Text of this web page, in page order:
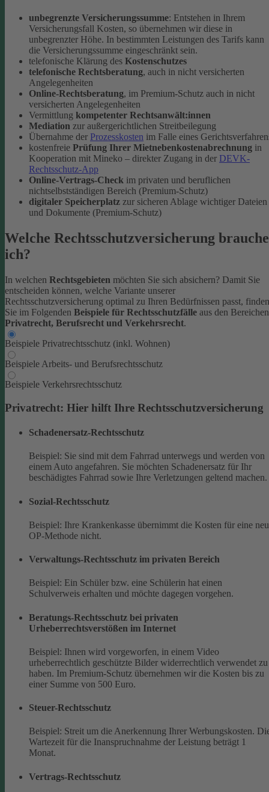
unbegrenzte Versicherungssumme: Entstehen in Ihrem
Versicherungsfall Kosten, so übernehmen wir diese in
unbegrenzter Höhe. In bestimmten Leistungen des Tarifs kann
die Versicherungssumme eingeschränkt sein.
telefonische Klärung des Kostenschutzes
telefonische Rechtsberatung, auch in nicht versicherten
Angelegenheiten
Online-Rechtsberatung, im Premium-Schutz auch in nicht
versicherten Angelegenheiten
Vermittlung kompetenter Rechtsanwält:innen
Mediation zur außergerichtlichen Streitbeilegung
Übernahme der Prozesskosten im Falle eines
kostenfreie Prüfung Ihrer Mietnebenkostenabrechnung in
Kooperation mit Mineko – direkter Zugang in der DEVK-
Rechtsschutz-App
Online-Vertrags-Check im privaten und beruflichen
nichtselbstständigen Bereich (Premium-Schutz)
digitaler Speicherplatz zur sicheren Ablage wichtiger Dateien
und Dokumente (Premium-Schutz)
Welche Rechtsschutzversicherung brauche
ich?
In welchen Rechtsgebieten möchten Sie sich absichern? Damit Sie
entscheiden können, welche Variante unserer
Rechtsschutzversicherung optimal zu Ihren Bedürfnissen passt, finden
Sie im Folgenden Beispiele für Rechtsschutzfälle aus den Bereichen
Privatrecht, Berufsrecht und Verkehrsrecht.
Beispiele Privatrechtsschutz (inkl. Wohnen)
Beispiele Arbeits- und Berufsrechtsschutz
Beispiele Verkehrsrechtsschutz
Privatrecht: Hier hilft Ihre Rechtsschutzversicherung
Schadenersatz-Rechtsschutz
Beispiel: Sie sind mit dem Fahrrad unterwegs und werden von
einem Auto angefahren. Sie möchten Schadenersatz für Ihr
beschädigtes Fahrrad sowie Ihre Verletzungen geltend machen.
Sozial-Rechtsschutz
Beispiel: Ihre Krankenkasse übernimmt die Kosten für eine
OP-Methode nicht.
Verwaltungs-Rechtsschutz im privaten Bereich
Beispiel: Ein Schüler bzw. eine Schülerin hat einen
Schulverweis erhalten und möchte dagegen vorgehen.
Beratungs-Rechtsschutz bei privaten
Urheberrechtsverstößen im Internet
Beispiel: Ihnen wird vorgeworfen, in einem Video
urheberrechtlich geschützte Bilder widerrechtlich verwendet zu
haben. Im Premium-Schutz übernehmen wir die Kosten bis zu
einer Summe von 500 Euro.
Steuer-Rechtsschutz
Beispiel: Streit um die Anerkennung Ihrer Werbungskosten.
Wartezeit für die Inanspruchnahme der Leistung beträgt 1
Monat.
Vertrags-Rechtsschutz